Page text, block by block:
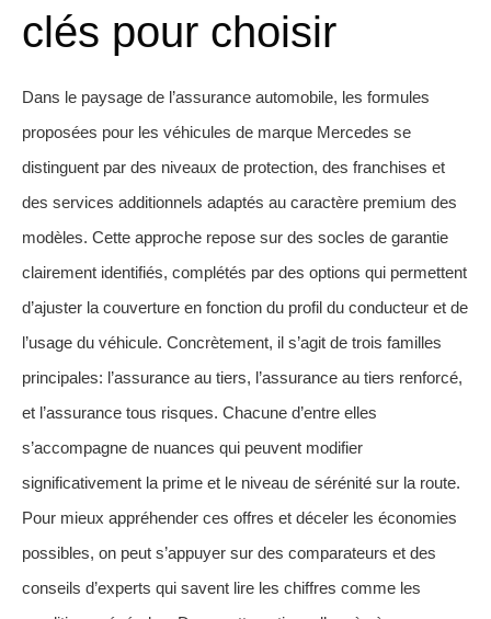
clés pour choisir
Dans le paysage de l’assurance automobile, les formules
proposées pour les véhicules de marque Mercedes se
distinguent par des niveaux de protection, des franchises et
des services additionnels adaptés au caractère premium des
modèles. Cette approche repose sur des socles de garantie
clairement identifiés, complétés par des options qui permettent
d’ajuster la couverture en fonction du profil du conducteur et de
l’usage du véhicule. Concrètement, il s’agit de trois familles
principales: l’assurance au tiers, l’assurance au tiers renforcé,
et l’assurance tous risques. Chacune d’entre elles
s’accompagne de nuances qui peuvent modifier
significativement la prime et le niveau de sérénité sur la route.
Pour mieux appréhender ces offres et déceler les économies
possibles, on peut s’appuyer sur des comparateurs et des
conseils d’experts qui savent lire les chiffres comme les